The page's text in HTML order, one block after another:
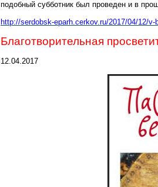
подобный субботник был проведен и в
http://serdobsk-eparh.cerkov.ru/2017/04/12/
Благотворительная
12.04.2017